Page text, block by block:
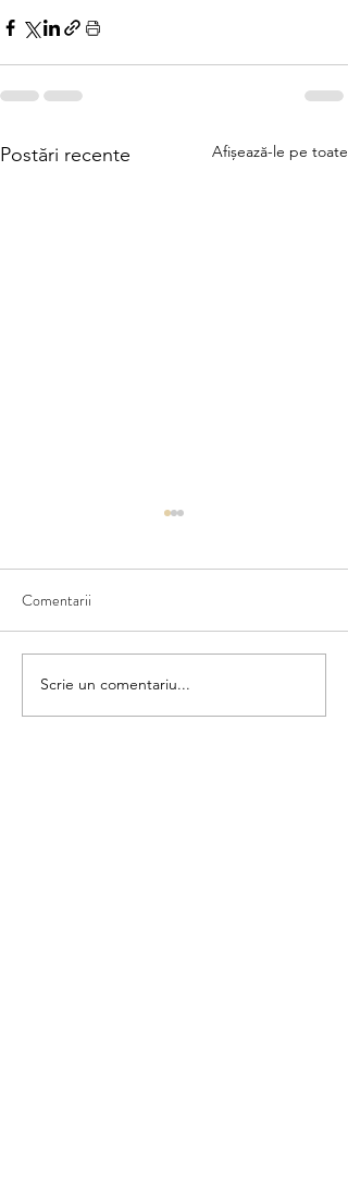
Postări recente Afișează-le pe toate
Comentarii
Scrie un comentariu...